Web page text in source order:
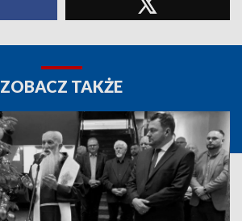
ZOBACZ TAKŻE